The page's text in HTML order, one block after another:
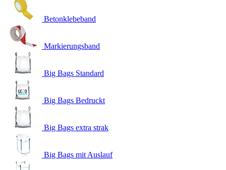
Betonklebeband
Markierungsband
Big Bags Standard
Big Bags Bedruckt
Big Bags extra strak
Big Bags mit Auslauf